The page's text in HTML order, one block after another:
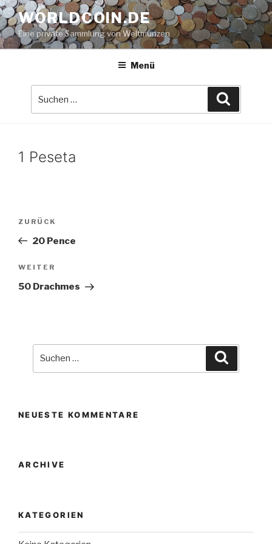
Zum
Inhalt
springen
WORLDCOIN.DE
Eine private Sammlung von Weltmünzen
Menü
1 Peseta
Beitrags-
Vorheriger
Beitrag
ZURÜCK
20 Pence
Nächster
Beitrag
WEITER
50 Drachmes
NEUESTE KOMMENTARE
ARCHIVE
KATEGORIEN